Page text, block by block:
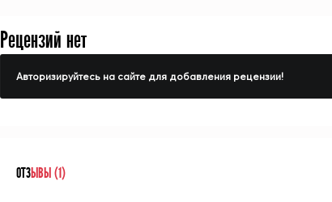
Рецензий нет
Авторизируйтесь на сайте для добавления рецензии!
ОТЗЫВЫ (1)